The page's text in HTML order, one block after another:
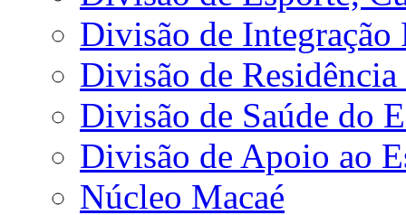
Divisão de Integração
Divisão de
Divisão de Saúde do
Divisão de Apoio ao
Núcleo Macaé